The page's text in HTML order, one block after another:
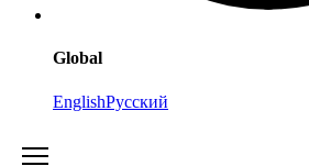
Global
EnglishРусский